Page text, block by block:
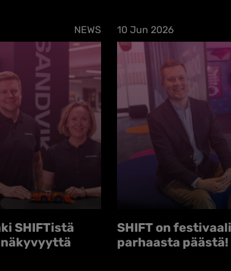
NEWS
SHIFTistä
10 Jun 2026
SHIFT on festivaali
parhaasta päästä!